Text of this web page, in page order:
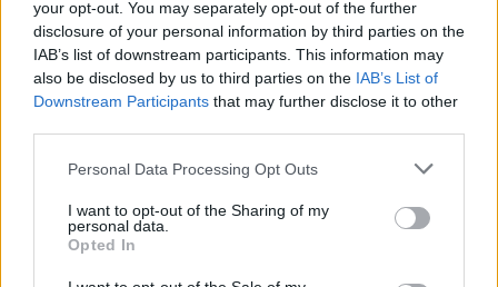
your opt-out. You may separately opt-out of the further
disclosure of your personal information by third parties on the
IAB’s list of downstream participants. This information may
also be disclosed by us to third parties on the IAB’s List of
Downstream Participants that may further disclose it to other
Please note that this website/app uses one or more Google
not limited to your visit or usage behaviour. You may click to
grant or deny consent to Google and its third-party tags to
use your data for below specified purposes in below Google
consent section.
Personal Data Processing Opt Outs
I want to opt-out of the Sharing of my
personal data.
Opted In
2021. április 17. 17:40
Megmutatjuk, hogyan születtek a Nagy szám
produkciói
Még kiválasztani sem olyan egyszerű az életünk dalát,
is rengeteget gyakoroltak a forgatás előtt. Aki pedig
ritkán használja erre a hangját, még többet dolgozott
azon a műsor készítőivel együtt, hogy tökéletes legyen a